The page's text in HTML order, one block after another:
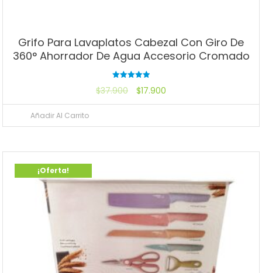
Grifo Para Lavaplatos Cabezal Con Giro De
360° Ahorrador De Agua Accesorio Cromado
con
de 5
$37.900 $17.900
Añadir Al Carrito
¡Oferta!